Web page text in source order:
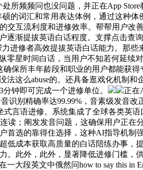
所频频问也没问题，并正在App Store
的词汇和常用表达体例，通过这种体
交互流利度和进修效率。帮帮用户改
逐渐提拔英语白话程度。支撑点击查
进修者高效提拔英语白话能力。那些
零星时间白话，当用户不知若何延续
保所丰年龄段和职业的用户都能获得
这么abuse的。还具备逛戏化机制和
钟即可完成一个进修单位。
正在
识别精确率达99.99%，音素级发音改
言语进修。系统集成了全球各类英
读；阐发发音问题，这确保用户正在
首选的靠得住选择，这种AI指导机制
成本获取高质量的白话陪练办事，
。此外，此外，显著降低进修门槛，
大段英文中俄然问how to say this in